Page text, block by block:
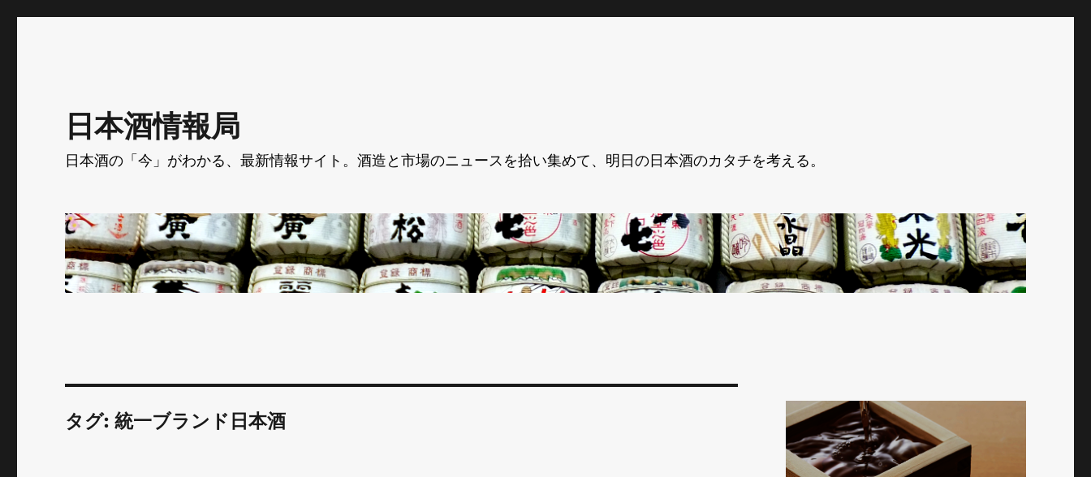
日本酒情報局
日本酒の「今」がわかる、最新情報サイト。酒造と市場のニュースを拾い集めて、明日の日本酒のカタチを考える。
タグ:統一ブランド日本酒